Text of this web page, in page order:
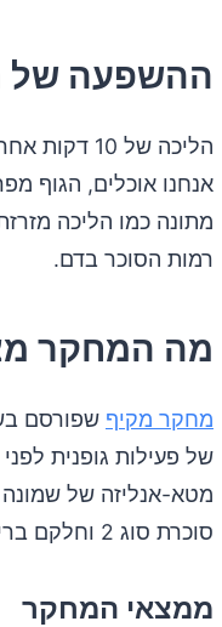
ההשפעה של
הליכה של
אנחנו אוכלים, הגוף
מתונה כמו הליכה
רמות הסוכר בדם.
מה המחקר
מחקר מקיף שפורסם בשנת 2023
של פעילות גופנית
סוכרת סוג 2 וחלקם בריאים.
ממצאי המחקר